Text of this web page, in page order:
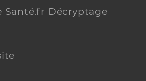
Santé.fr Décryptage